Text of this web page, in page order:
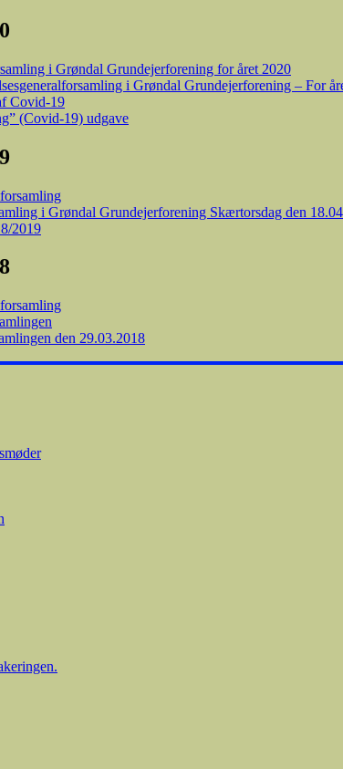
i Grøndal Grundejerforening for året 2020
i Grøndal Grundejerforening – For
Covid-19
(Covid-19) udgave
i Grøndal Grundejerforening Skærtorsdag den
2019
den 29.03.2018